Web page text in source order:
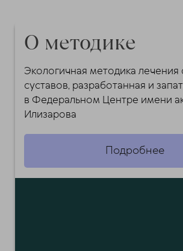
О методике
Экологичная методика лечения
суставов, разработанная и
в Федеральном Центре имени
Илизарова
Подробнее